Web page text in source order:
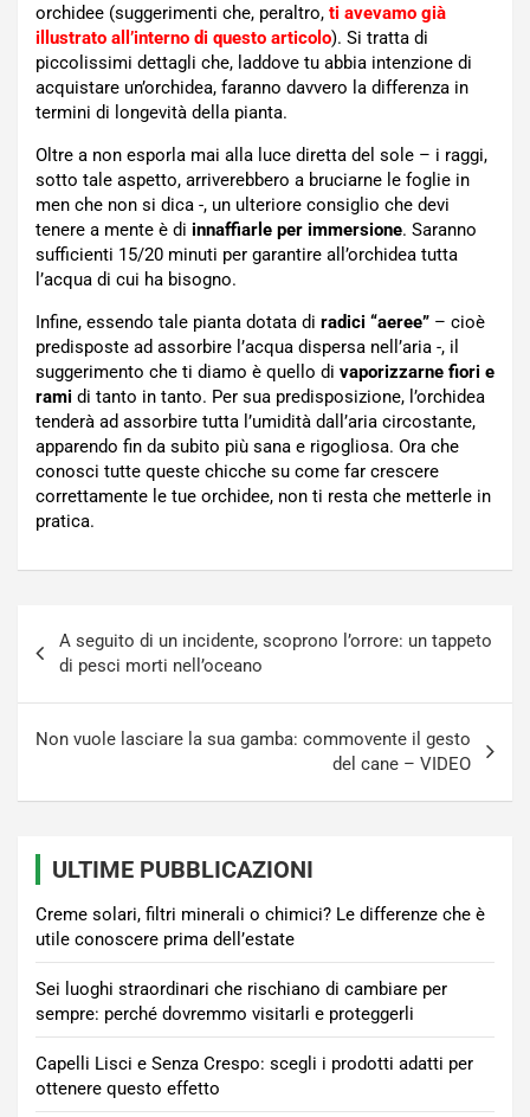
orchidee (suggerimenti che, peraltro, ti avevamo già
illustrato all’interno di questo articolo). Si tratta di
piccolissimi dettagli che, laddove tu abbia intenzione di
acquistare un’orchidea, faranno davvero la differenza in
termini di longevità della pianta.
Oltre a non esporla mai alla luce diretta del sole – i raggi,
sotto tale aspetto, arriverebbero a bruciarne le foglie in
men che non si dica -, un ulteriore consiglio che devi
tenere a mente è di innaffiarle per immersione. Saranno
sufficienti 15/20 minuti per garantire all’orchidea tutta
l’acqua di cui ha bisogno.
Infine, essendo tale pianta dotata di radici “aeree” – cioè
predisposte ad assorbire l’acqua dispersa nell’aria -, il
suggerimento che ti diamo è quello di vaporizzarne fiori e
rami di tanto in tanto. Per sua predisposizione, l’orchidea
tenderà ad assorbire tutta l’umidità dall’aria circostante,
apparendo fin da subito più sana e rigogliosa. Ora che
conosci tutte queste chicche su come far crescere
correttamente le tue orchidee, non ti resta che metterle in
pratica.
articoli
A seguito di un incidente, scoprono l’orrore: un tappeto
di pesci morti nell’oceano
Non vuole lasciare la sua gamba: commovente il gesto
del cane – VIDEO
ULTIME PUBBLICAZIONI
Creme solari, filtri minerali o chimici? Le differenze che è
utile conoscere prima dell’estate
Sei luoghi straordinari che rischiano di cambiare per
sempre: perché dovremmo visitarli e proteggerli
Capelli Lisci e Senza Crespo: scegli i prodotti adatti per
ottenere questo effetto